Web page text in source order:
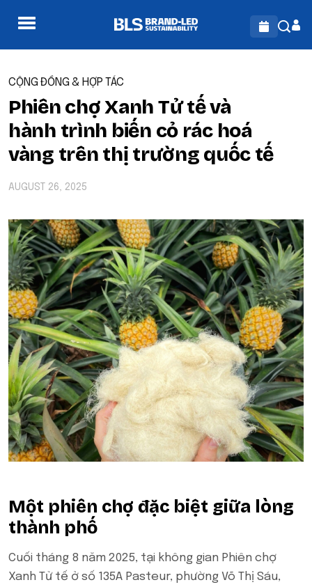
CỘNG ĐỒNG & HỢP TÁC
Phiên chợ Xanh Tử tế và
hành trình biến cỏ rác hoá
vàng trên thị trường quốc tế
AUGUST 26, 2025
Một phiên chợ đặc biệt giữa lòng
thành phố
Cuối tháng 8 năm 2025, tại không gian Phiên chợ
Xanh Tử tế ở số 135A Pasteur, phường Võ Thị Sáu,